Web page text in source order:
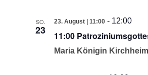
SO.
23
23. August | 11:00 - 12:00
11:00
Maria Königin Kirchheim